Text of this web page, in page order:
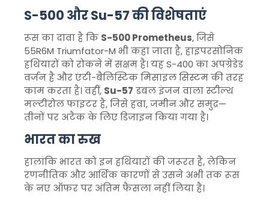
S-500 और Su-57 की विशेषताएं
रूस का दावा है कि S-500 Prometheus, जिसे
55R6M Triumfator-M भी कहा जाता है, हाइपरसोनिक
हथियारों को रोकने में सक्षम है। यह S-400 का अपग्रेडेड
वर्जन है और एंटी-बैलिस्टिक मिसाइल सिस्टम की तरह
काम करता है। वहीं, Su-57 डबल इंजन वाला स्टील्थ
मल्टीरोल फाइटर है, जिसे हवा, जमीन और समुद्र—
तीनों पर अटैक के लिए डिजाइन किया गया है।
भारत का रुख
हालांकि भारत को इन हथियारों की जरूरत है, लेकिन
रणनीतिक और आर्थिक कारणों से उसने अभी तक रूस
के नए ऑफर पर अंतिम फैसला नहीं लिया है।